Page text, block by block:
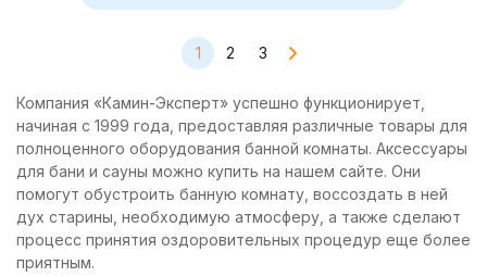
1 2 3
Компания «Камин-Эксперт» успешно функционирует,
начиная с 1999 года, предоставляя различные товары для
полноценного оборудования банной комнаты. Аксессуары
для бани и сауны можно купить на нашем сайте. Они
помогут обустроить банную комнату, воссоздать в ней
дух старины, необходимую атмосферу, а также сделают
процесс принятия оздоровительных процедур еще более
приятным.